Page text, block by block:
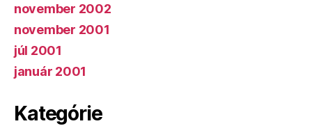
november 2002
november 2001
júl 2001
január 2001
Kategórie